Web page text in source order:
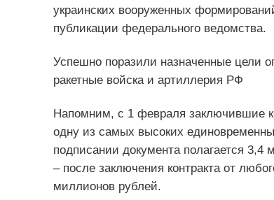
украинских вооруженных
публикации федерального ведомства.
Успешно поразили назначенные цели
ракетные войска и артиллерия РФ
Напомним, с 1 февраля заключившие
одну из самых высоких
подписании документа полагается
– после заключения контракта от
миллионов рублей.